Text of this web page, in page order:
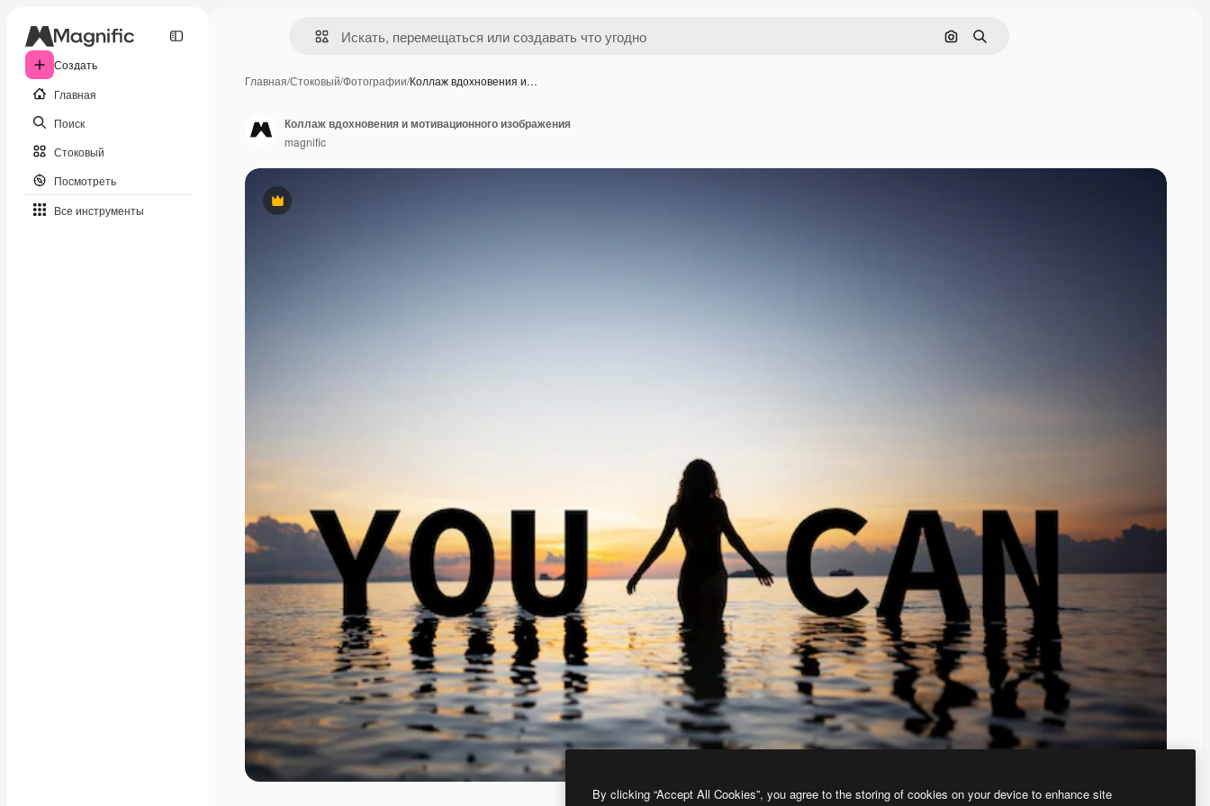
Создать
Главная
Поиск
Стоковый
Посмотреть
Все инструменты
Поиск по изображению
Поиск
Главная/Стоковый/Фотографии/Коллаж вдохновения и…
Премиум
Коллаж вдохновения и мотивационного изображения
magnific
By clicking “Accept All Cookies”, you agree to the storing of cookies on your device to enhance site